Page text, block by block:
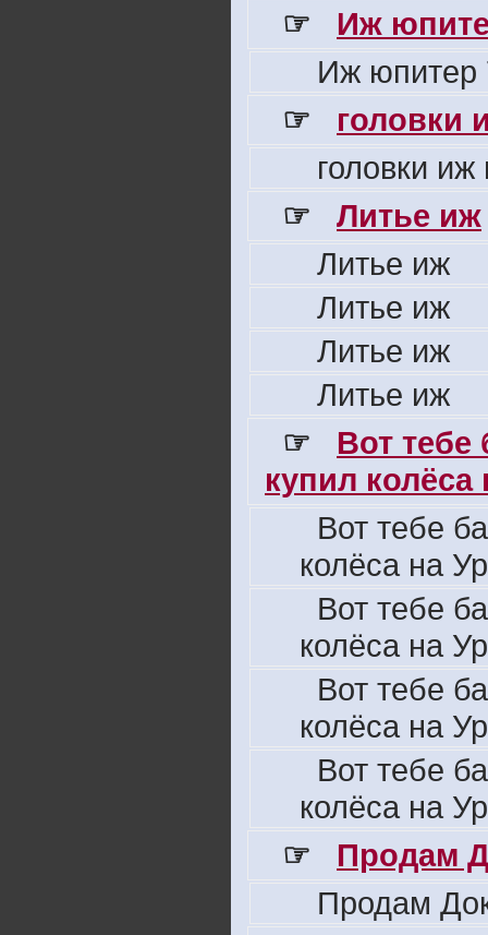
☞
Иж
Иж юпитер
☞
головки
головки
☞
Литье иж
Литье иж
Литье иж
Литье иж
Литье иж
☞
Вот
купил колёса
Вот тебе
колёса на
Вот тебе
колёса на
Вот тебе
колёса на
Вот тебе
колёса на
☞
Продам
Продам